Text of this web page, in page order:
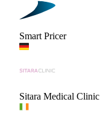
Smart Pricer
Sitara Medical Clinic